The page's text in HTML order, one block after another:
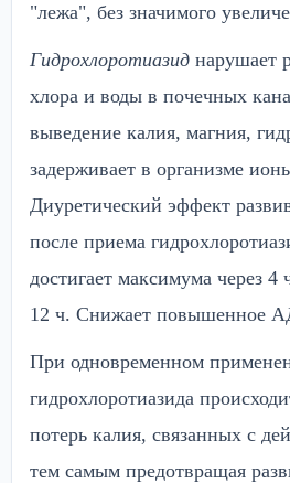
"лежа", без значимого
Гидрохлоротиазид нарушает
хлора и воды в почечных
выведение калия, магния,
задерживает в организме
Диуретический эффект
после приема
достигает максимума через 4
12 ч. Снижает повышенное
При одновременном
гидрохлоротиазида
потерь калия, связанных с
тем самым предотвращая